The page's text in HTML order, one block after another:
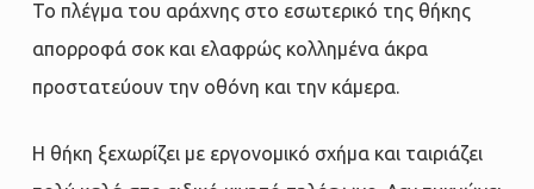
Το πλέγμα του αράχνης στο εσωτερικό της θήκης
απορροφά σοκ και ελαφρώς κολλημένα άκρα
προστατεύουν την οθόνη και την κάμερα.
Η θήκη ξεχωρίζει με εργονομικό σχήμα και ταιριάζει